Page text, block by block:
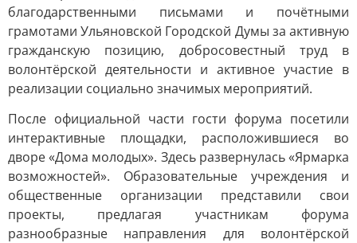
благодарственными письмами и почётными
грамотами Ульяновской Городской Думы за активную
гражданскую позицию, добросовестный труд в
волонтёрской деятельности и активное участие в
реализации социально значимых мероприятий.
После официальной части гости форума посетили
интерактивные площадки, расположившиеся во
дворе «Дома молодых». Здесь развернулась «Ярмарка
возможностей». Образовательные учреждения и
общественные организации представили свои
проекты, предлагая участникам форума
разнообразные направления для волонтёрской